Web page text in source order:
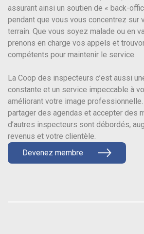
assurant ainsi un soutien de « back-
pendant que vous vous concentrez sur
terrain. Que vous soyez malade ou en
prenons en charge vos appels et
compétents pour maintenir le service.
La Coop des inspecteurs c’est aussi
constante et un service impeccable à
améliorant votre image
partager des agendas et accepter des
d’autres inspecteurs sont débordés,
revenus et votre clientèle.
Devenez membre